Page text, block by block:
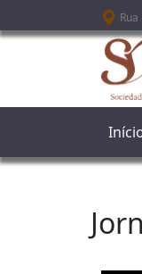
Passar para o